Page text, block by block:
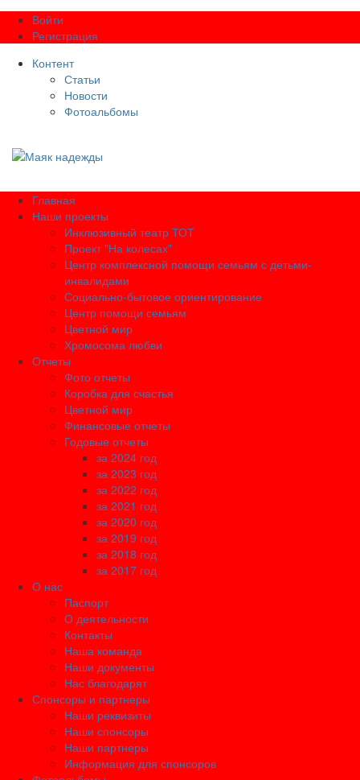
Войти
Регистрация
Контент
Статьи
Новости
Фотоальбомы
Главная
Наши проекты
Инклюзивный театр ТОТ
Проект "На колесах"
Центр комплексной помощи семьям с детьми-
инвалидами
Социально-бытовое ориентирование
Центр помощи семьям
Цветной мир
Хромосома любви
Отчеты
Фото отчеты
Коробка для счастья
Цветной мир
Финансовые отчеты
Годовые отчеты
за 2024 год
за 2023 год
за 2022 год
за 2021 год
за 2020 год
за 2019 год
за 2018 год
за 2017 год
О нас
Паспорт
О деятельности
Контакты
Наша команда
Наши документы
Нас благодарят
Спонсоры и партнеры
Наши реквизиты
Наши спонсоры
Наши партнеры
Информация для спонсоров